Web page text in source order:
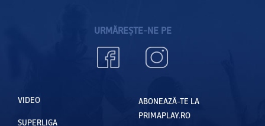
URMĂREȘTE-NE PE
VIDEO
SUPERLIGA
ABONEAZĂ-TE LA
PRIMAPLAY.RO